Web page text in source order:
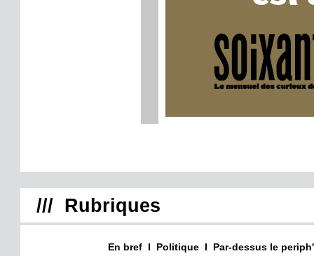
/// Rubriques
En bref I Politique I
Par-dessus le periph'